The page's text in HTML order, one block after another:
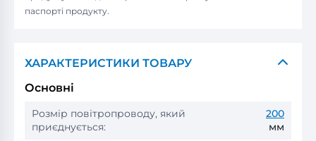
паспорті продукту.
ХАРАКТЕРИСТИКИ ТОВАРУ
Основні
Розмір повітропроводу, який
приєднується:
200
мм